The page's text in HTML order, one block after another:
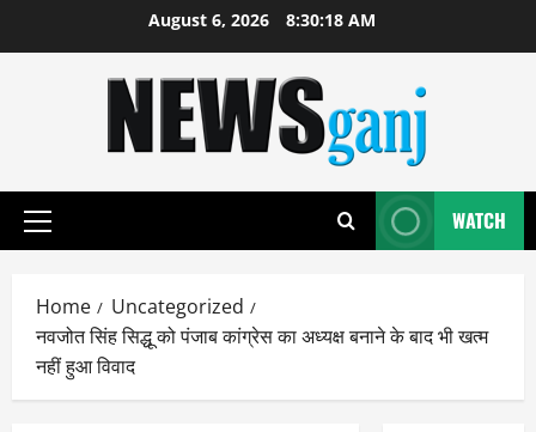
August 6, 2026 8:30:19 AM
Primary
WATCH
Home
Uncategorized
नवजोत सिंह सिद्धू को पंजाब कांग्रेस का अध्यक्ष बनाने के बाद भी खत्म
नहीं हुआ विवाद